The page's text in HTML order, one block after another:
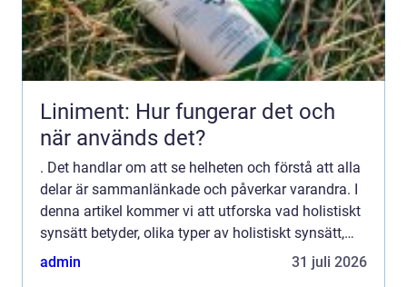
Liniment: Hur fungerar det och
när används det?
. Det handlar om att se helheten och förstå att alla
delar är sammanlänkade och påverkar varandra. I
denna artikel kommer vi att utforska vad holistiskt
synsätt betyder, olika typer av holistiskt synsätt,
kvantitativa mätningar inom detta område, ski...
admin 31 juli 2026